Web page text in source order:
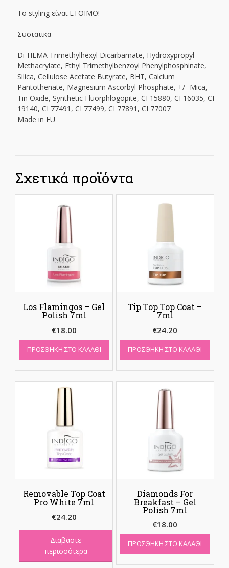
Το styling είναι ΕΤΟΙΜΟ!
Συστατικα
Di-HEMA Trimethylhexyl Dicarbamate, Hydroxypropyl
Methacrylate, Ethyl Trimethylbenzoyl Phenylphosphinate,
Silica, Cellulose Acetate Butyrate, BHT, Calcium
Pantothenate, Magnesium Ascorbyl Phosphate, +/- Mica,
Tin Oxide, Synthetic Fluorphlogopite, CI 15880, CI 16035, CI
19140, CI 77491, CI 77499, CI 77891, CI 77007
Made in EU
Σχετικά προϊόντα
Los Flamingos – Gel
Polish 7ml
€18.00
ΠΡΟΣΘΉΚΗ ΣΤΟ ΚΑΛΆΘΙ
Tip Top Top Coat –
7ml
€24.20
ΠΡΟΣΘΉΚΗ ΣΤΟ ΚΑΛΆΘΙ
Removable Top Coat
Pro White 7ml
€24.20
Διαβάστε
περισσότερα
Diamonds For
Breakfast – Gel
Polish 7ml
€18.00
ΠΡΟΣΘΉΚΗ ΣΤΟ ΚΑΛΆΘΙ